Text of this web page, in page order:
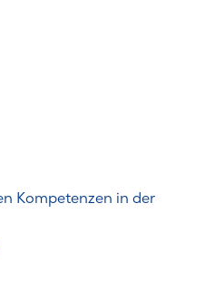
Kompetenzen in der